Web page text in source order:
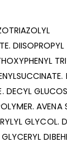
DIISOPROPYL
DECYL
GLYCOL.